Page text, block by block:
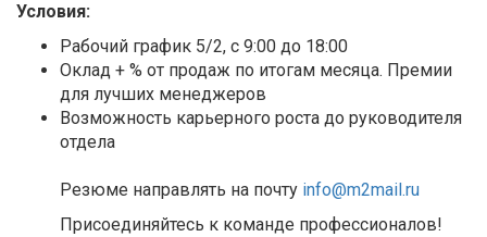
Условия:
Рабочий график 5/2, с 9:00 до 18:00
Оклад + % от продаж по итогам месяца. Премии
для лучших менеджеров
Возможность карьерного роста до руководителя
отдела
Резюме направлять на почту info@m2mail.ru
Присоединяйтесь к команде профессионалов!